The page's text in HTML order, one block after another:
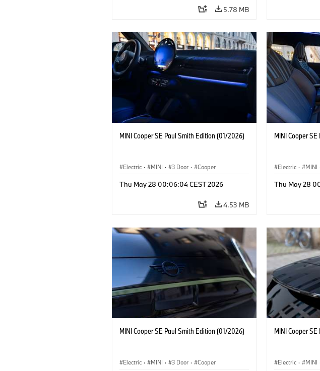
5.78 MB
MINI Cooper SE Paul Smith Edition (01/2026)
Electric · MINI · 3 Door · Cooper
Thu May 28 00:06:04 CEST 2026
4.53 MB
MINI Cooper
Electric · MINI
Thu May 28
MINI Cooper SE Paul Smith Edition (01/2026)
Electric · MINI · 3 Door · Cooper
MINI Cooper
Electric · MINI